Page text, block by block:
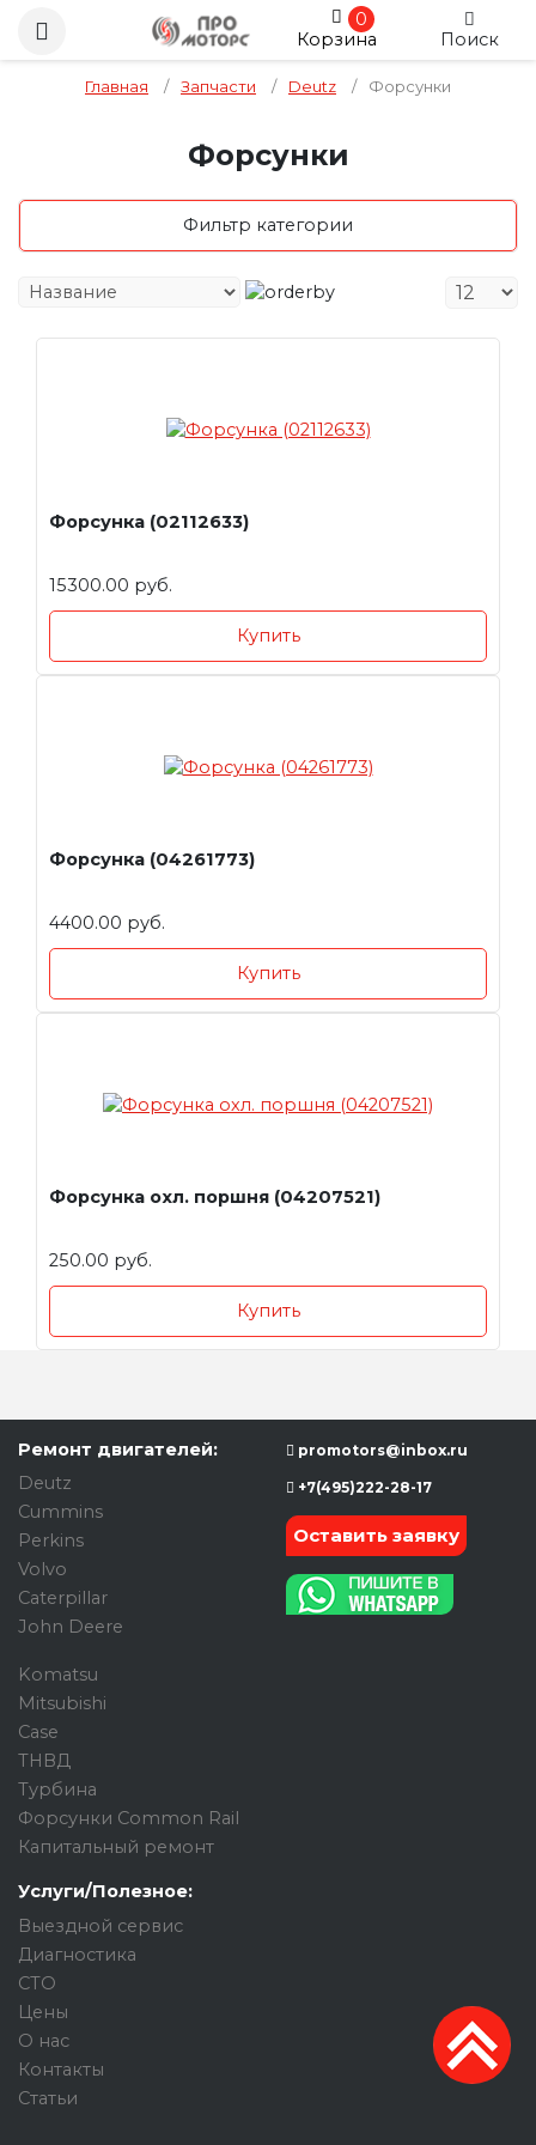
0
Корзина
Поиск
Главная / Запчасти / Deutz / Форсунки
Форсунки
Фильтр категории
Форсунка (02112633)
15300.00 руб.
Купить
Форсунка (04261773)
4400.00 руб.
Купить
Форсунка охл. поршня (04207521)
250.00 руб.
Купить
Ремонт двигателей:
Deutz
Cummins
Perkins
Volvo
Caterpillar
John Deere
Komatsu
Mitsubishi
Case
ТНВД
Турбина
Форсунки Common Rail
Капитальный ремонт
Услуги/Полезное:
Выездной сервис
Диагностика
СТО
Цены
О нас
Контакты
Статьи
promotors@inbox.ru
+7(495)222-28-17
Оставить заявку